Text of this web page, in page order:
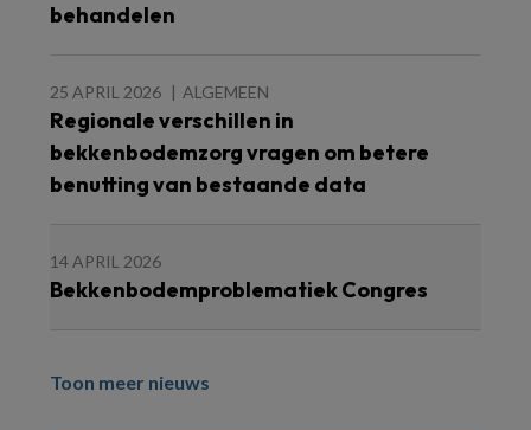
behandelen
25 APRIL 2026 ALGEMEEN
Regionale verschillen in
bekkenbodemzorg vragen om betere
benutting van bestaande data
14 APRIL 2026
Bekkenbodemproblematiek Congres
Toon meer nieuws